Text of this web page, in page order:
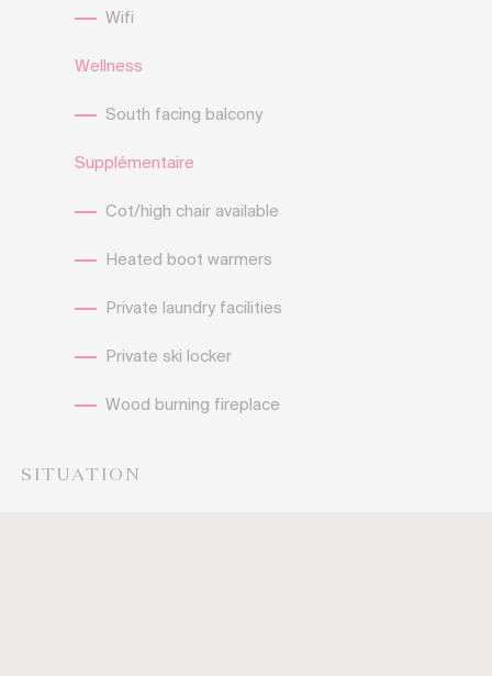
Wifi
Wellness
South facing balcony
Supplémentaire
Cot/high chair available
Heated boot warmers
Private laundry facilities
Private ski locker
Wood burning fireplace
SITUATION